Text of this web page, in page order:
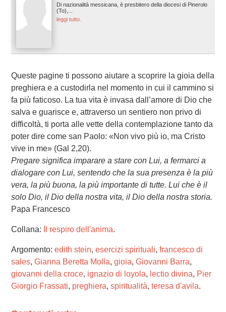
Di nazionalità messicana, è presbitero della diocesi di Pinerolo
(To),...
leggi tutto.
Queste pagine ti possono aiutare a scoprire la gioia della
preghiera e a custodirla nel momento in cui il cammino si
fa più faticoso. La tua vita è invasa dall’amore di Dio che
salva e guarisce e, attraverso un sentiero non privo di
difficoltà, ti porta alle vette della contemplazione tanto da
poter dire come san Paolo: «Non vivo più io, ma Cristo
vive in me» (Gal 2,20).
Pregare significa imparare a stare con Lui, a fermarci a
dialogare con Lui, sentendo che la sua presenza è la più
vera, la più buona, la più importante di tutte. Lui che è il
solo Dio, il Dio della nostra vita, il Dio della nostra storia.
Papa Francesco
Collana: Il respiro dell'anima.
Argomento: edith stein, esercizi spirituali, francesco di
sales, Gianna Beretta Molla, gioia, Giovanni Barra,
giovanni della croce, ignazio di loyola, lectio divina, Pier
Giorgio Frassati, preghiera, spiritualità, teresa d'avila.